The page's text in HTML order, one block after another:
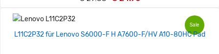
Sale
L11C2P32 für Lenovo S6000-F H A7600-F/HV A10-80HC Pad